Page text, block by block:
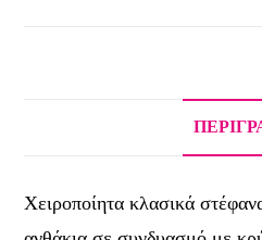
Χειροποίητα κλασικά